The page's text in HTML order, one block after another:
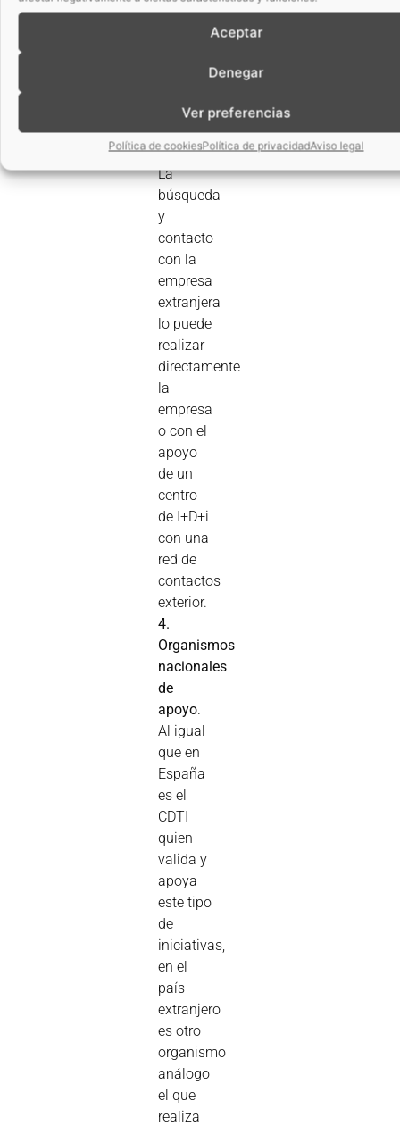
Aceptar
Denegar
Ver preferencias
Política de cookiesPolítica de privacidadAviso legal
3. El
socio
internacional.
La
búsqueda
y
contacto
con la
empresa
extranjera
lo puede
realizar
directamente
la
empresa
o con el
apoyo
de un
centro
de I+D+i
con una
red de
contactos
exterior.
4.
Organismos
nacionales
de
apoyo.
Al igual
que en
España
es el
CDTI
quien
valida y
apoya
este tipo
de
iniciativas,
en el
país
extranjero
es otro
organismo
análogo
el que
realiza